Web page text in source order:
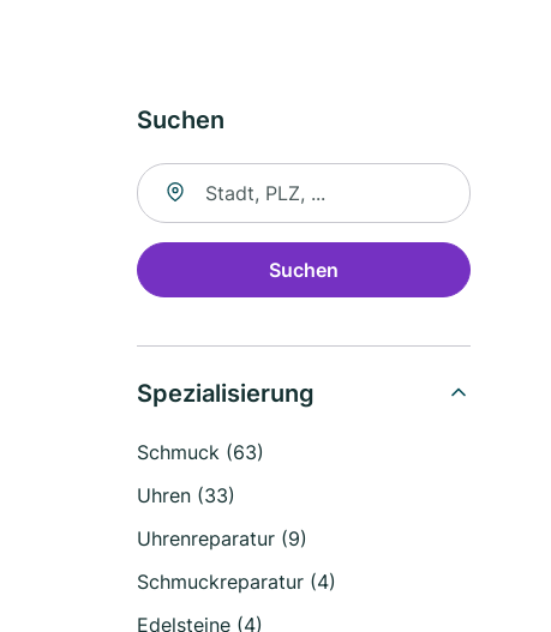
Suchen
Suche nach Ort
Suchen
Spezialisierung
Schmuck (63)
Uhren (33)
Uhrenreparatur (9)
Schmuckreparatur (4)
Edelsteine (4)